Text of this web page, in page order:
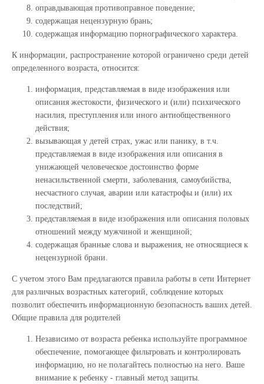
оправдывающая противоправное поведение;
содержащая нецензурную брань;
содержащая информацию порнографического характера.
К информации, распространение которой ограничено среди детей
определенного возраста, относится:
информация, представляемая в виде изображения или
описания жестокости, физического и (или) психического
насилия, преступления или иного антиобщественного
действия;
вызывающая у детей страх, ужас или панику, в т.ч.
представляемая в виде изображения или описания в
унижающей человеческое достоинство форме
ненасильственной смерти, заболевания, самоубийства,
несчастного случая, аварии или катастрофы и (или) их
последствий;
представляемая в виде изображения или описания половых
отношений между мужчиной и женщиной;
содержащая бранные слова и выражения, не относящиеся к
нецензурной брани.
С учетом этого Вам предлагаются правила работы в сети Интернет
для различных возрастных категорий, соблюдение которых
позволит обеспечить информационную безопасность ваших детей.
Общие правила для родителей
Независимо от возраста ребенка используйте программное
обеспечение, помогающее фильтровать и контролировать
информацию, но не полагайтесь полностью на него. Ваше
внимание к ребенку - главный метод защиты.